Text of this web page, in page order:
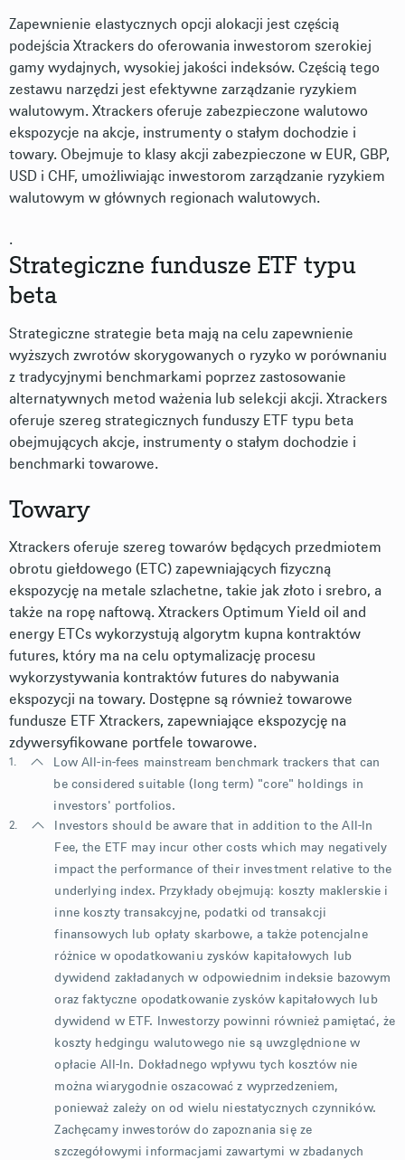
Zapewnienie elastycznych opcji alokacji jest częścią
podejścia Xtrackers do oferowania inwestorom szerokiej
gamy wydajnych, wysokiej jakości indeksów. Częścią tego
zestawu narzędzi jest efektywne zarządzanie ryzykiem
walutowym. Xtrackers oferuje zabezpieczone walutowo
ekspozycje na akcje, instrumenty o stałym dochodzie i
towary. Obejmuje to klasy akcji zabezpieczone w EUR, GBP,
USD i CHF, umożliwiając inwestorom zarządzanie ryzykiem
walutowym w głównych regionach walutowych.
.
Strategiczne fundusze ETF typu
beta
Strategiczne strategie beta mają na celu zapewnienie
wyższych zwrotów skorygowanych o ryzyko w porównaniu
z tradycyjnymi benchmarkami poprzez zastosowanie
alternatywnych metod ważenia lub selekcji akcji. Xtrackers
oferuje szereg strategicznych funduszy ETF typu beta
obejmujących akcje, instrumenty o stałym dochodzie i
benchmarki towarowe.
Towary
Xtrackers oferuje szereg towarów będących przedmiotem
obrotu giełdowego (ETC) zapewniających fizyczną
ekspozycję na metale szlachetne, takie jak złoto i srebro, a
także na ropę naftową. Xtrackers Optimum Yield oil and
energy ETCs wykorzystują algorytm kupna kontraktów
futures, który ma na celu optymalizację procesu
wykorzystywania kontraktów futures do nabywania
ekspozycji na towary. Dostępne są również towarowe
fundusze ETF Xtrackers, zapewniające ekspozycję na
zdywersyfikowane portfele towarowe.
1.
Low All-in-fees mainstream benchmark trackers that can
be considered suitable (long term) "core" holdings in
investors' portfolios.
2.
Investors should be aware that in addition to the All-In
Fee, the ETF may incur other costs which may negatively
impact the performance of their investment relative to the
underlying index. Przykłady obejmują: koszty maklerskie i
inne koszty transakcyjne, podatki od transakcji
finansowych lub opłaty skarbowe, a także potencjalne
różnice w opodatkowaniu zysków kapitałowych lub
dywidend zakładanych w odpowiednim indeksie bazowym
oraz faktyczne opodatkowanie zysków kapitałowych lub
dywidend w ETF. Inwestorzy powinni również pamiętać, że
koszty hedgingu walutowego nie są uwzględnione w
opłacie All-In. Dokładnego wpływu tych kosztów nie
można wiarygodnie oszacować z wyprzedzeniem,
ponieważ zależy on od wielu niestatycznych czynników.
Zachęcamy inwestorów do zapoznania się ze
szczegółowymi informacjami zawartymi w zbadanych